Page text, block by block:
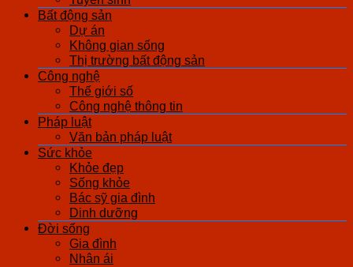
Bất động sản
Dự án
Không gian sống
Thị trường bất động sản
Công nghệ
Thế giới số
Công nghệ thông tin
Pháp luật
Văn bản pháp luật
Sức khỏe
Khỏe đẹp
Sống khỏe
Bác sỹ gia đình
Dinh dưỡng
Đời sống
Gia đình
Nhân ái